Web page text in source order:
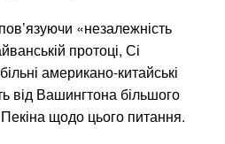
«незалежність
протоці, Сі
американо-китайські
від Вашингтона більшого
щодо цього питання.